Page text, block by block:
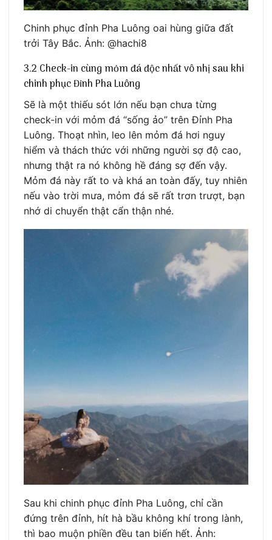
Chinh phục đỉnh Pha Luông oai hùng giữa đất
trởi Tây Bắc. Ảnh: @hachi8
3.2 Check-in cùng mỏm đá độc nhất vô nhị sau khi
chinh phục Đỉnh Pha Luông
Sẽ là một thiếu sót lớn nếu bạn chưa từng
check-in với mỏm đá “sống ảo” trên Đỉnh Pha
Luông. Thoạt nhìn, leo lên mỏm đá hơi nguy
hiểm và thách thức với những người sợ độ cao,
nhưng thật ra nó không hề đáng sợ đến vậy.
Mỏm đá này rất to và khá an toàn đấy, tuy nhiên
nếu vào trời mưa, mỏm đá sẽ rất trơn trượt, bạn
nhớ di chuyển thật cẩn thận nhé.
Sau khi chinh phục đỉnh Pha Luông, chỉ cần
đứng trên đỉnh, hít hà bầu không khí trong lành,
thì bao muộn phiền đều tan biến hết. Ảnh: